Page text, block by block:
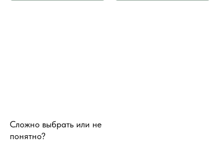
Сложно выбрать или не
понятно?